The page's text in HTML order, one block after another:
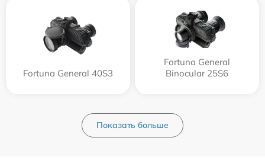
Fortuna General 40S3
Fortuna General
Binocular 25S6
Показать больше